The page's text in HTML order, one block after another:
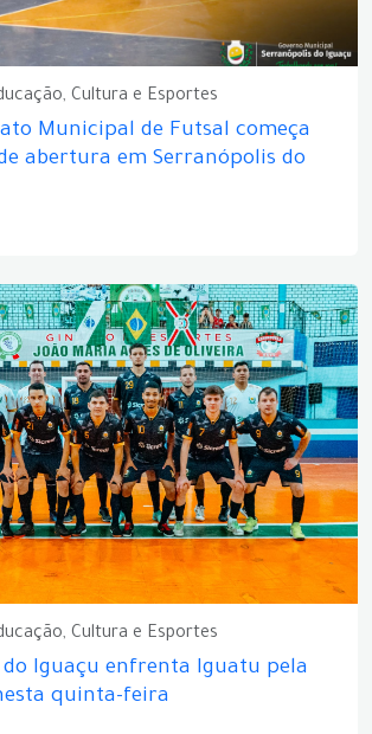
Cultura e Esportes
Municipal de Futsal começa
abertura em Serranópolis do
Cultura e Esportes
Iguaçu enfrenta Iguatu pela
quinta-feira